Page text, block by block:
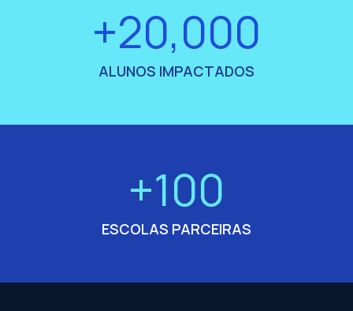
+20,000
ALUNOS IMPACTADOS
+100
ESCOLAS PARCEIRAS